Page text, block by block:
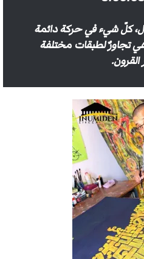
كلّ شيء في حركة دائمة
تجاورٌ لطبقات مختلفة
القرون.